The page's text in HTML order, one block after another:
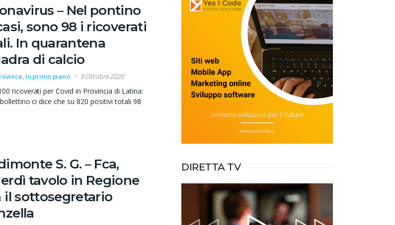
– Nel pontino
sono 98 i ricoverati
In quarantena
di calcio
, In primo piano 8 Ottobre 2020
ricoverati per Covid in Provincia di Latina:
bollettino ci dice che su 820 positivi totali 98
S. G. – Fca,
tavolo in Regione
il sottosegretario
DIRETTA TV